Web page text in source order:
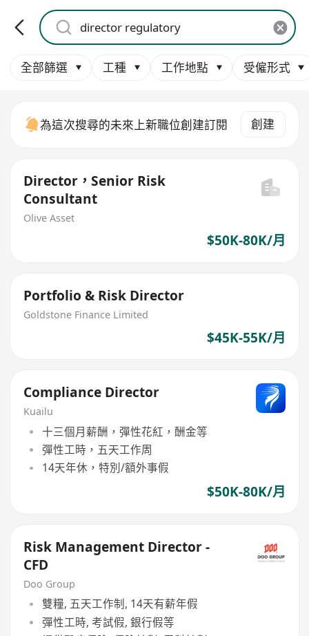
全部篩選 工種 工作地點 受僱形式
為這次搜尋的未來上新職位創建訂閱 創建
Director，Senior Risk
Consultant
Olive Asset
$50K-80K/月
Portfolio & Risk Director
Goldstone Finance Limited
$45K-55K/月
Compliance Director
Kuailu
十三個月薪酬，彈性花紅，酬金等
彈性工時，五天工作周
14天年休，特別/額外事假
$50K-80K/月
Risk Management Director -
CFD
Doo Group
雙糧, 五天工作制, 14天有薪年假
彈性工時, 考試假, 銀行假等